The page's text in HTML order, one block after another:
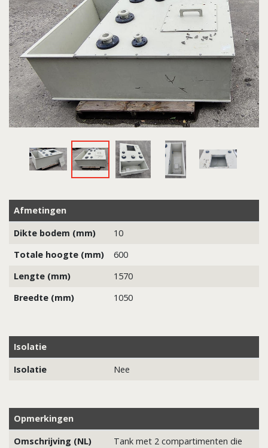
Afmetingen
Dikte bodem (mm)
10
Totale hoogte (mm)
600
Lengte (mm)
1570
Breedte (mm)
1050
Isolatie
Isolatie
Nee
Opmerkingen
Omschrijving (NL)
Tank met 2 compartimenten die